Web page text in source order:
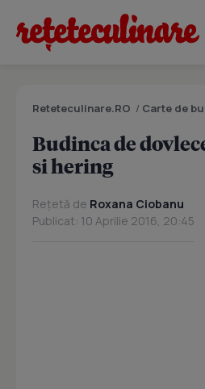
Reteteculinare.RO / Carte de
Budinca de
si hering
Rețetă de Roxana Ciobanu
Publicat: 10 Aprilie 2016, 20:45